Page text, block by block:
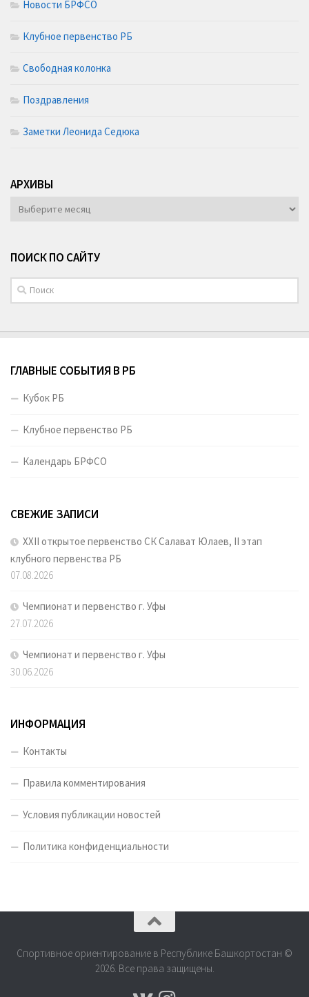
Новости БРФСО
Клубное первенство РБ
Свободная колонка
Поздравления
Заметки Леонида Седюка
АРХИВЫ
АРХИВЫ
ПОИСК ПО САЙТУ
ГЛАВНЫЕ СОБЫТИЯ В РБ
Кубок РБ
Клубное первенство РБ
Календарь БРФСО
СВЕЖИЕ ЗАПИСИ
XXII открытое первенство СК Салават Юлаев, II этап
клубного первенства РБ
07.08.2026
Чемпионат и первенство г. Уфы
27.07.2026
Чемпионат и первенство г. Уфы
30.06.2026
ИНФОРМАЦИЯ
Контакты
Правила комментирования
Условия публикации новостей
Политика конфиденциальности
Спортивное ориентирование в Республике Башкортостан ©
2026. Все права защищены.